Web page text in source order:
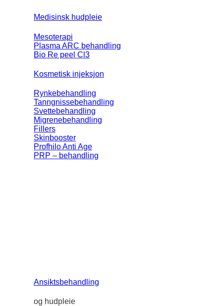
Medisinsk hudpleie
Mesoterapi
Plasma ARC behandling
Bio Re peel Cl3
Kosmetisk injeksjon
Rynkebehandling
Tanngnissebehandling
Svettebehandling
Migrenebehandling
Fillers
Skinbooster
Profhilo Anti Age
PRP – behandling
Ansiktsbehandling
og hudpleie